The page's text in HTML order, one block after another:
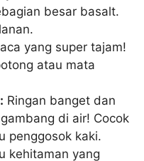
besar basalt.
yang super tajam!
atau mata
Ringan banget dan
di air! Cocok
penggosok kaki.
kehitaman yang